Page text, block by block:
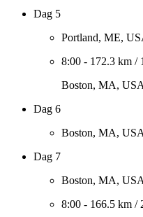
Dag 5
Portland, ME,
8:00 - 172.3 km /
Boston, MA, USA
Dag 6
Boston, MA, USA
Dag 7
Boston, MA, USA
8:00 - 166.5 km /